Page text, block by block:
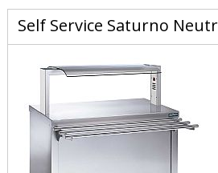
Self Service Saturno